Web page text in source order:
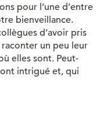
pour l’une d’entre
bienveillance.
d’avoir pris
un peu leur
elles sont. Peut-
intrigué et, qui